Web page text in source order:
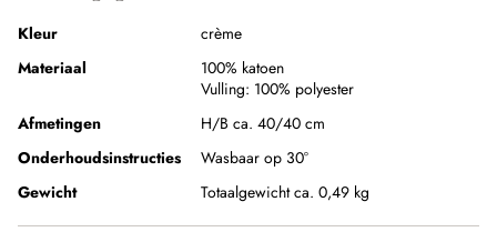
Kleur
crème
Materiaal
100% katoen
Vulling: 100% polyester
Afmetingen
H/B ca. 40/40 cm
Onderhoudsinstructies
Wasbaar op 30°
Gewicht
Totaalgewicht ca. 0,49 kg